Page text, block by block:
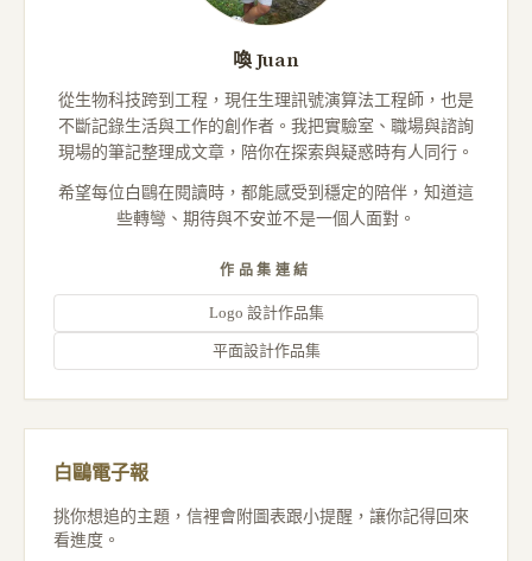
喚 Juan
從生物科技跨到工程，現任生理訊號演算法工程師，也是
不斷記錄生活與工作的創作者。我把實驗室、職場與諮詢
現場的筆記整理成文章，陪你在探索與疑惑時有人同行。
希望每位白鷗在閱讀時，都能感受到穩定的陪伴，知道這
些轉彎、期待與不安並不是一個人面對。
作品集連結
Logo 設計作品集
平面設計作品集
白鷗電子報
挑你想追的主題，信裡會附圖表跟小提醒，讓你記得回來
看進度。